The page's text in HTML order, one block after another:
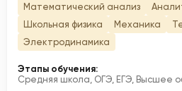
Математический анализ
Школьная физика
Механика
Электродинамика
Этапы обучения:
Средняя школа, ОГЭ, ЕГЭ, Высшее